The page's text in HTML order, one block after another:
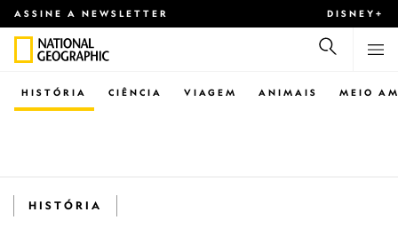
ASSINE A NEWSLETTER DISNEY+
CIÊNCIA VIAGEM ANIMAIS
HISTÓRIA MEIO
HISTÓRIA